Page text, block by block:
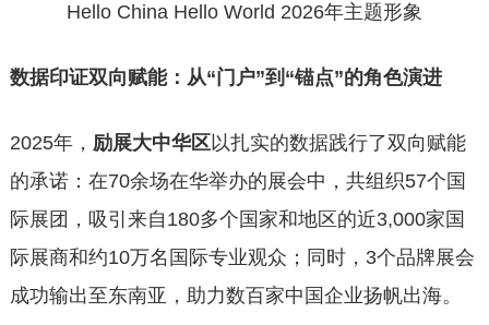
Hello China Hello World 2026年主题形象
数据印证双向赋能：从“门户”到“锚点”的角色演进
2025年， 励展大中华区以扎实的数据践行了双向赋能
的承诺：在70余场在华举办的展会中，共组织57个国
际展团，吸引来自180多个国家和地区的近3,000家国
际展商和约10万名国际专业观众；同时，3个品牌展会
成功输出至东南亚，助力数百家中国企业扬帆出海。